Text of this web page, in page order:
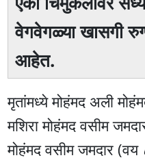
वेगवेगळ्या खासगी
आहेत.
मृतांमध्ये मोहंमद अली
मशिरा मोहंमद वसीम
मोहंमद वसीम जमदार